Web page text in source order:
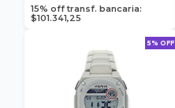
15% off transf. bancaria:
$101.341,25
5% OFF